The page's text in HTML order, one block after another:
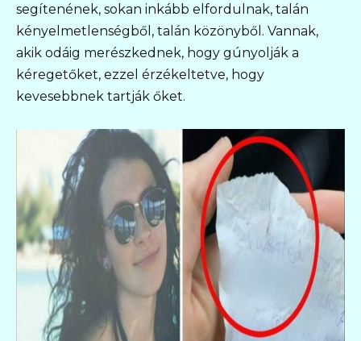
segítenének, sokan inkább elfordulnak, talán
kényelmetlenségből, talán közönyből. Vannak,
akik odáig merészkednek, hogy gúnyolják a
kéregetőket, ezzel érzékeltetve, hogy
kevesebbnek tartják őket.